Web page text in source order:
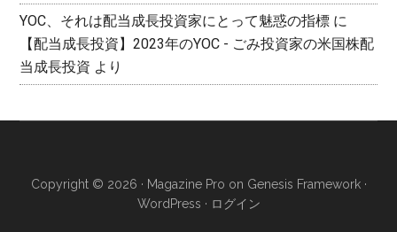
YOC、それは配当成長投資家にとって魅惑の指標 に
【配当成長投資】2023年のYOC - ごみ投資家の米国株配
当成長投資 より
Copyright © 2026 · Magazine Pro on Genesis Framework·
WordPress · ログイン